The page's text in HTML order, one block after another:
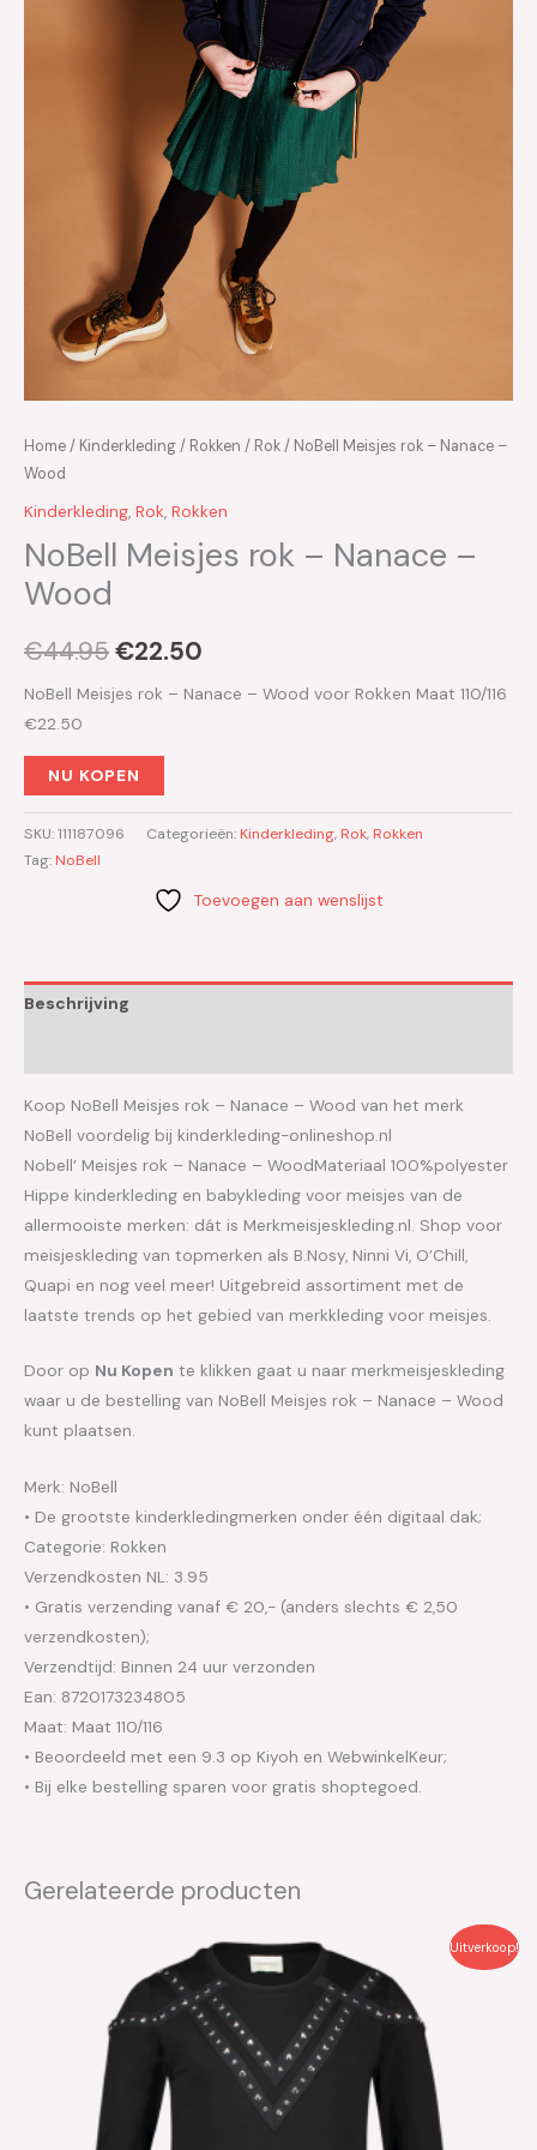
Home/ Kinderkleding/ Rokken / Rok/ NoBell Meisjes rok – Nanace –
Wood
Kinderkleding, Rok, Rokken
NoBell Meisjes rok – Nanace –
Wood
€44.95€22.50
NoBell Meisjes rok – Nanace – Wood voor Rokken Maat 110/116
€22.50
NU KOPEN
SKU:111187096 Categorieën: Kinderkleding, Rok, Rokken
Tag: NoBell
Toevoegen aan wenslijst
Beschrijving
Koop NoBell Meisjes rok – Nanace – Wood van het merk
NoBell voordelig bij kinderkleding-onlineshop.nl
Nobell’ Meisjes rok – Nanace – WoodMateriaal 100%polyester
Hippe kinderkleding en babykleding voor meisjes van de
allermooiste merken: dát is Merkmeisjeskleding.nl. Shop voor
meisjeskleding van topmerken als B.Nosy, Ninni Vi, O’Chill,
Quapi en nog veel meer! Uitgebreid assortiment met de
laatste trends op het gebied van merkkleding voor meisjes.
Door op Nu Kopen te klikken gaat u naar merkmeisjeskleding
waar u de bestelling van NoBell Meisjes rok – Nanace – Wood
kunt plaatsen.
Merk: NoBell
• De grootste kinderkledingmerken onder één digitaal dak;
Categorie: Rokken
Verzendkosten NL: 3.95
• Gratis verzending vanaf € 20,- (anders slechts € 2,50
verzendkosten);
Verzendtijd: Binnen 24 uur verzonden
Ean: 8720173234805
Maat: Maat 110/116
• Beoordeeld met een 9.3 op Kiyoh en WebwinkelKeur;
• Bij elke bestelling sparen voor gratis shoptegoed.
Gerelateerde producten
Uitverkoop!
€49.95.
is:
€25.00.